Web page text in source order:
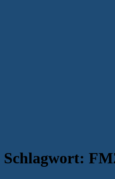
Schlagwort: